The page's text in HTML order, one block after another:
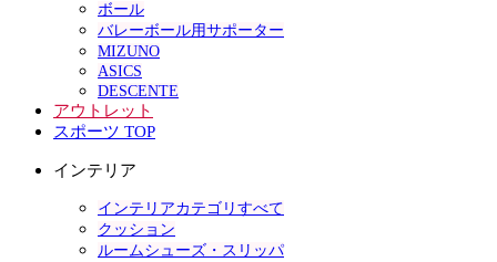
ボール
バレーボール用サポーター
MIZUNO
ASICS
DESCENTE
アウトレット
スポーツ TOP
インテリア
インテリアカテゴリすべて
クッション
ルームシューズ・スリッパ